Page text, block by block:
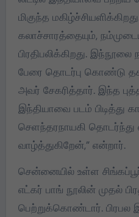
மிகுந்த‌
கலாச்சாரத்தையும்,
பிரதிபலிக்கிறது. இந்நூலை
பேரை தொடர்பு கொண்டு
அவர் சேகரித்தார். இந்த
இந்தியாவை படம் பிடித்து
செளந்தரநாயகி
வாழ்த்துகிறேன்,” என்றார்.
சென்னையில் உள்ள
எட்கர் பாங் நூலின் முதல்
பெற்றுக்கொண்டார். பிரபல